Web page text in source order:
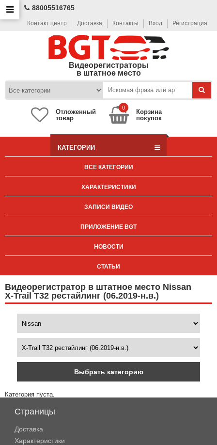
88005516765
Контакт центр Доставка Контакты Вход Регистрация
Видеорегистраторы
в штатное место
Отложенный
товар
0
Корзина
покупок
КАТЕГОРИИ
ВСЕ КАТЕГОРИИ
ХАРАКТЕРИСТИКИ
ЗАПИСИ ВИДЕО
ПРИЛОЖЕНИЕ BGT
НОВОСТИ
СТАТЬИ
Видеорегистратор в штатное место Nissan
X-Trail T32 рестайлинг (06.2019-н.в.)
Выбрать категорию
Категория пуста.
Страницы
Доставка
Характеристики